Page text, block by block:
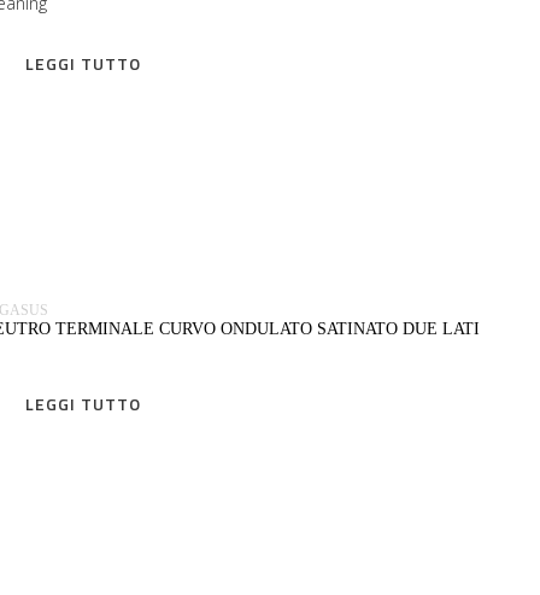
LEGGI TUTTO
TERMINALE CURVO ONDULATO SATINATO DUE LATI
LEGGI TUTTO